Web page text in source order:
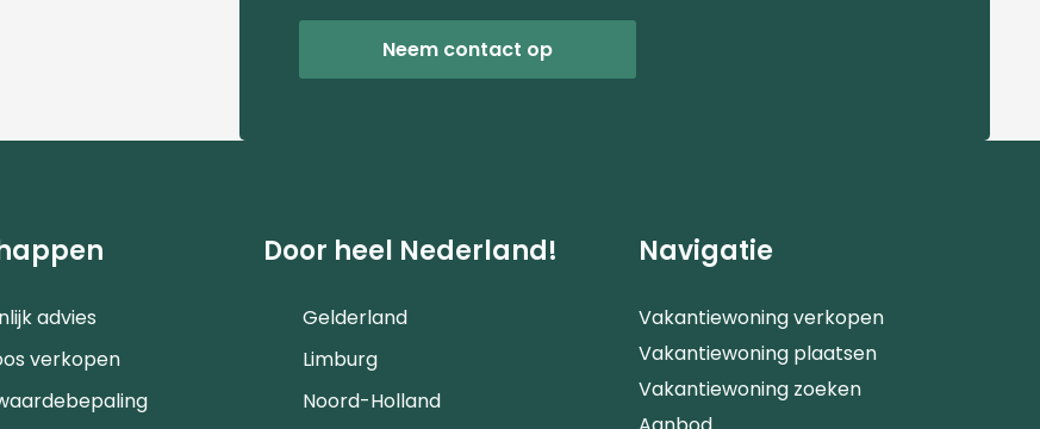
Neem contact op
advies
verkopen
Door heel Nederland!
Gelderland
Limburg
Noord-Holland
Navigatie
Vakantiewoning verkopen
Vakantiewoning plaatsen
Vakantiewoning zoeken